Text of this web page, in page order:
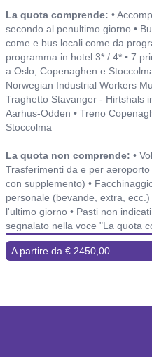
La quota comprende: •
secondo al penultimo giorno •
come e bus locali come da
programma in hotel 3* / 4* • 7
a Oslo, Copenaghen e
Norwegian Industrial Workers
Traghetto Stavanger - Hirtshals
Aarhus-Odden • Treno
Stoccolma
La quota non comprende: •
Trasferimenti da e per
con supplemento) •
personale (bevande, extra,
l'ultimo giorno • Pasti non
segnalato nella voce "La quota
A partire da € 2450,00